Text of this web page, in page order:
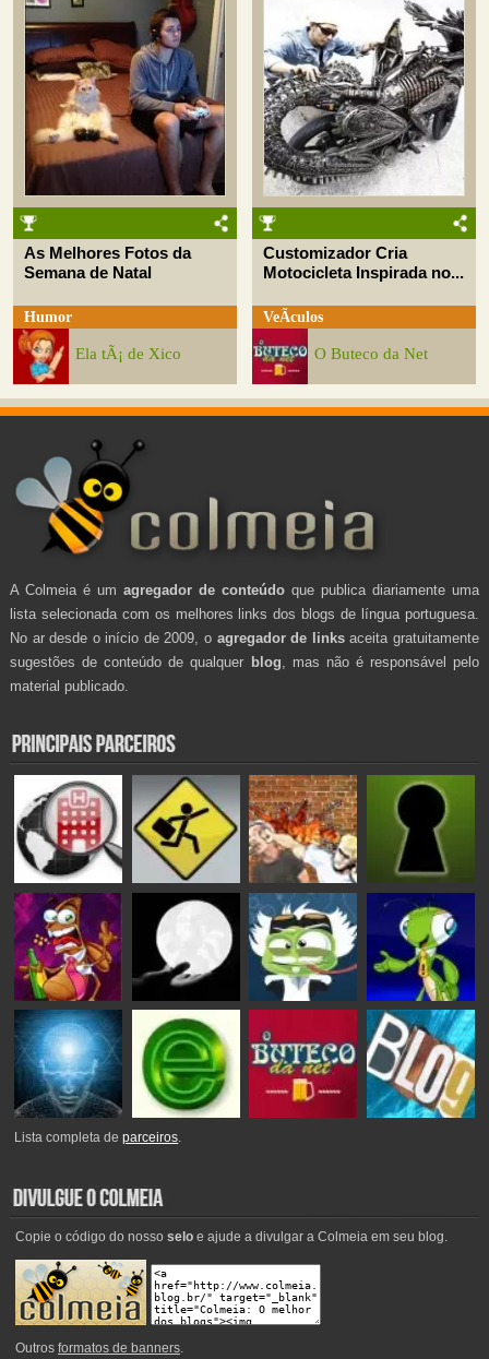
As Melhores Fotos da
Semana de Natal
Humor
Ela tÃ¡ de Xico
Customizador Cria
Motocicleta Inspirada no...
VeÃ­culos
O Buteco da Net
A Colmeia é um agregador de conteúdo que publica diariamente uma
lista selecionada com os melhores links dos blogs de língua portuguesa.
No ar desde o início de 2009, o agregador de linksaceita gratuitamente
sugestões de conteúdo de qualquer blog , mas não é responsável pelo
material publicado.
Lista completa deparceiros.
Copie o código do nosso seloe ajude a divulgar a Colmeia em seu blog.
Outros formatos de banners.